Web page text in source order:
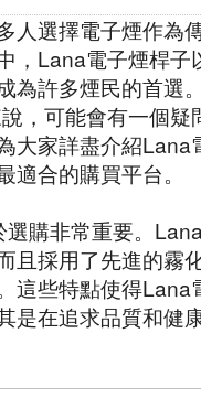
人選擇電子煙作為
，Lana電子煙桿子
為許多煙民的首選
，可能會有一個疑
大家詳盡介紹Lana
合的購買平台。
選購非常重要。
且採用了先進的霧
這些特點使得Lana
是在追求品質和健